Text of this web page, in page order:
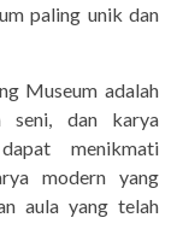
paling unik dan
Museum adalah
seni, dan karya
menikmati
modern yang
aula yang telah